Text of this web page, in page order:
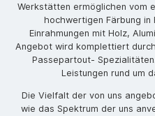
Werkstätten ermöglichen vom
hochwertigen Färbung
Einrahmungen mit Holz,
Angebot wird komplettiert
Passepartout-
Leistungen rund um
Die Vielfalt der von uns
wie das Spektrum der uns